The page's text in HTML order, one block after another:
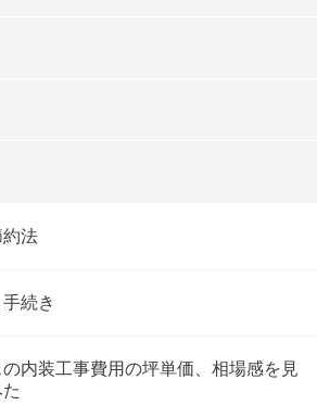
約法
続き
内装工事費用の坪単価、相場感を見